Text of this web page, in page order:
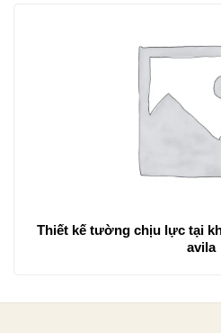
Thiết kế tường chịu lực tại
avila